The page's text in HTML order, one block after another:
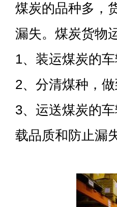
煤炭的品种多，
漏失。煤炭货物
1、装运煤炭的
2、分清煤种，
3、运送煤炭的
载品质和防止漏